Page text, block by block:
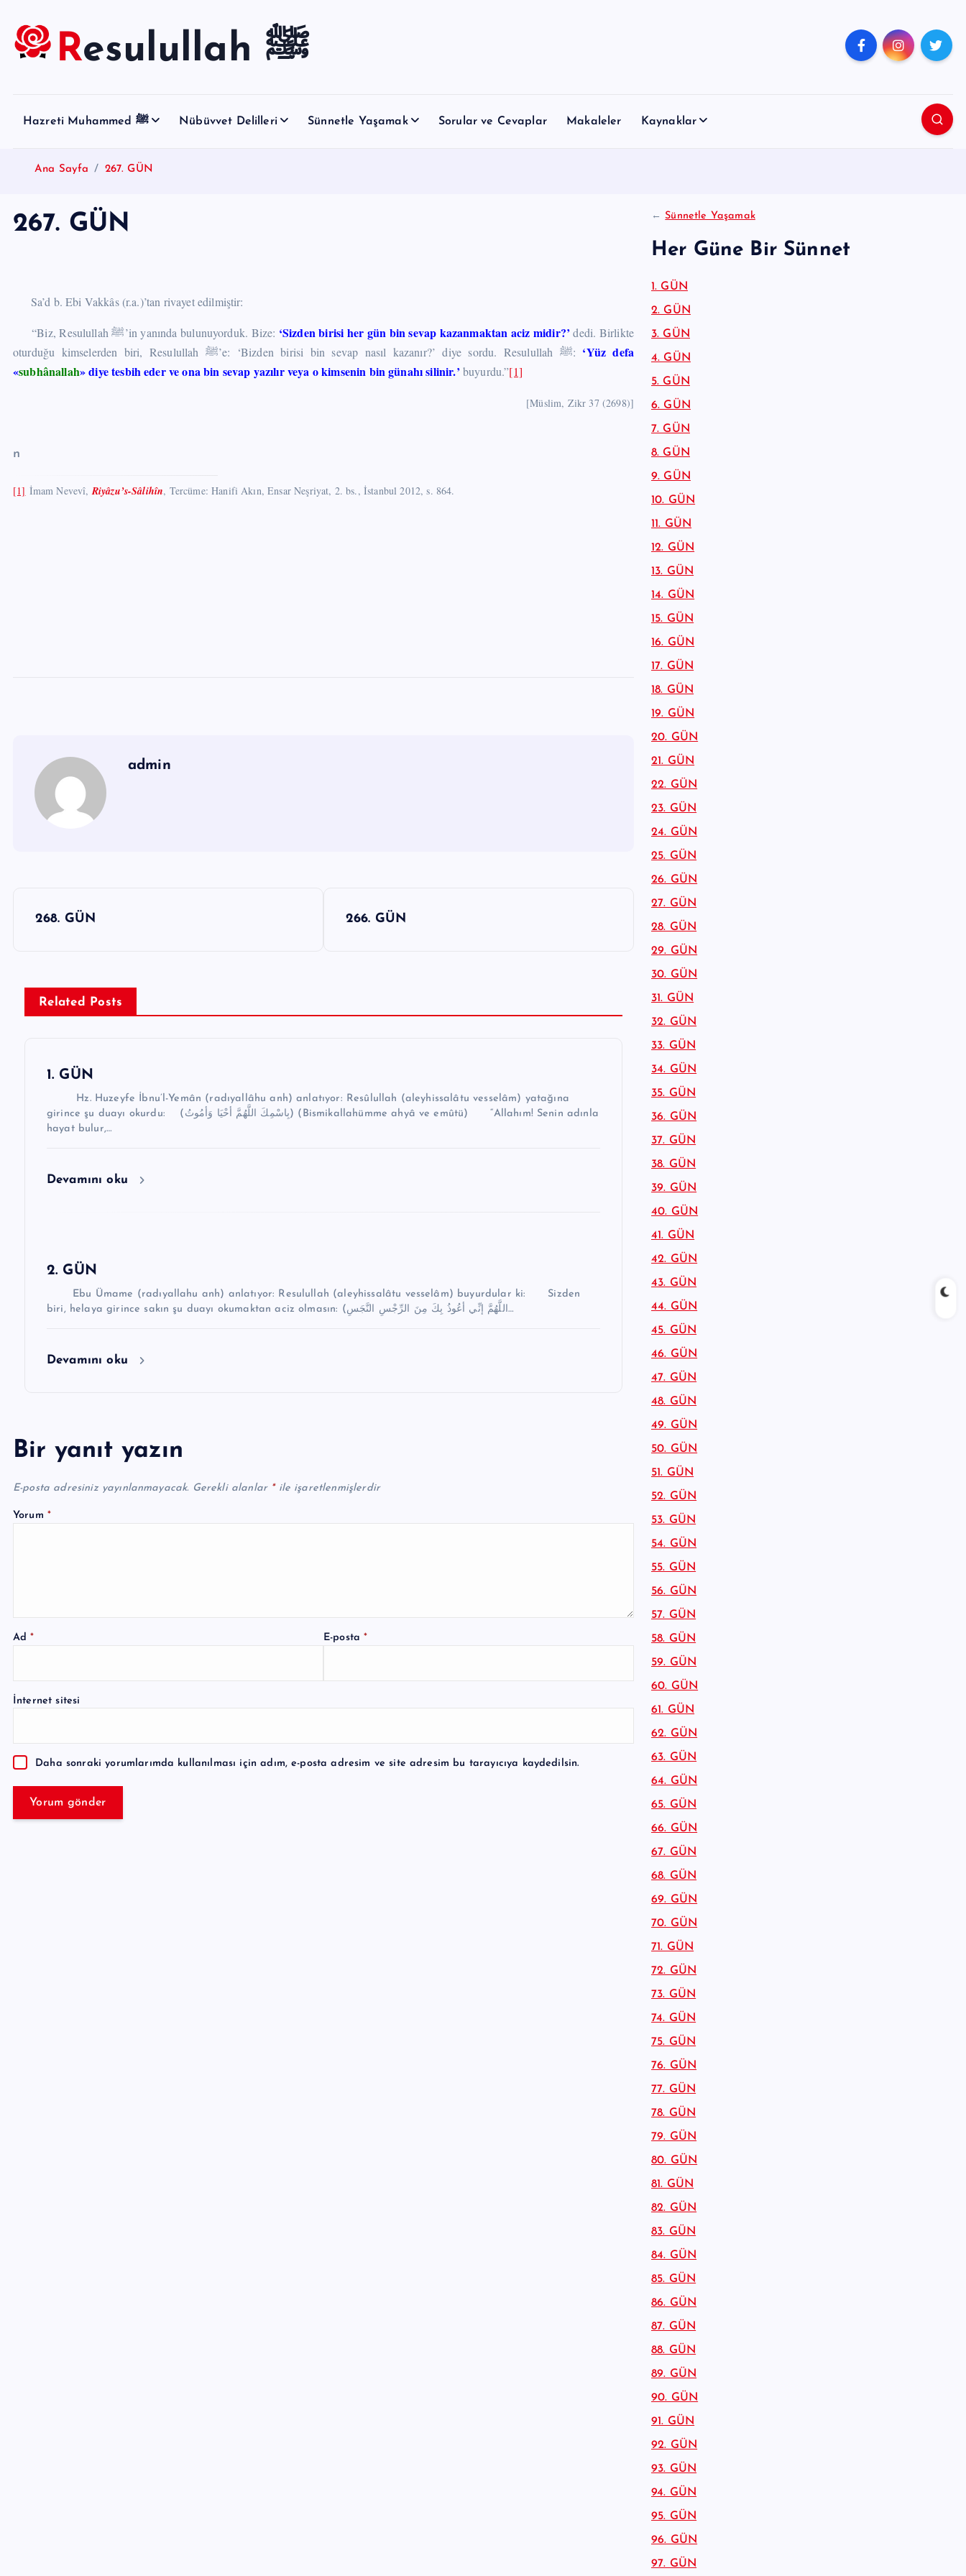
Resulullah ﷺ
Hazreti Muhammed ﷺ Nübüvvet Delilleri Sünnetle Yaşamak Sorular ve Cevaplar Makaleler Kaynaklar
Ana Sayfa 267. GÜN
267. GÜN
Sa’d b. Ebi Vakkâs (r.a.)’tan rivayet edilmiştir:
“Biz, Resulullah ﷺ’in yanında bulunuyorduk. Bize: ‘Sizden birisi her gün bin sevap kazanmaktan aciz midir?’ dedi. Birlikte
oturduğu kimselerden biri, Resulullah ﷺ’e: ‘Bizden birisi bin sevap nasıl kazanır?’ diye sordu. Resulullah ﷺ: ‘Yüz defa
«subhânallah» diye tesbih eder ve ona bin sevap yazılır veya o kimsenin bin günahı silinir.’ buyurdu.”[1]
[Müslim, Zikr 37 (2698)]
n
[1] İmam Nevevî,Riyâzu’s-Sâlihîn, Tercüme: Hanifi Akın, Ensar Neşriyat, 2. bs., İstanbul 2012, s. 864.
admin
268. GÜN 266. GÜN
Related Posts
1. GÜN
Hz. Huzeyfe İbnu’l-Yemân (radıyallâhu anh) anlatıyor: Resûlullah (aleyhissalâtu vesselâm) yatağına
girince şu duayı okurdu: (بِاسْمِكَ اللَّهُمَّ أحْيَا وَأمُوتُ) (Bismikallahümme ahyâ ve emûtü) “Allahım! Senin adınla
hayat bulur,…
Devamını oku
2. GÜN
Ebu Ümame (radıyallahu anh) anlatıyor: Resulullah (aleyhissalâtu vesselâm) buyurdular ki: Sizden
biri, helaya girince sakın şu duayı okumaktan aciz olmasın: (اللَّهُمَّ إنِّي أعُوذُ بِكَ مِنَ الرِّجْسِ النَّجَسِ…
Devamını oku
Bir yanıt yazın
E-posta adresiniz yayınlanmayacak. Gerekli alanlar *ile işaretlenmişlerdir
Yorum *
Ad* E-posta*
İnternet sitesi
Daha sonraki yorumlarımda kullanılması için adım, e-posta adresim ve site adresim bu tarayıcıya kaydedilsin.
t
n
a
←Sünnetle Yaşamak
Her Güne Bir Sünnet
1. GÜN
2. GÜN
3. GÜN
4. GÜN
5. GÜN
6. GÜN
7. GÜN
8. GÜN
9. GÜN
10. GÜN
11. GÜN
12. GÜN
13. GÜN
14. GÜN
15. GÜN
16. GÜN
17. GÜN
18. GÜN
19. GÜN
20. GÜN
21. GÜN
22. GÜN
23. GÜN
24. GÜN
25. GÜN
26. GÜN
27. GÜN
28. GÜN
29. GÜN
30. GÜN
31. GÜN
32. GÜN
33. GÜN
34. GÜN
35. GÜN
36. GÜN
37. GÜN
38. GÜN
39. GÜN
40. GÜN
41. GÜN
42. GÜN
43. GÜN
44. GÜN
45. GÜN
46. GÜN
47. GÜN
48. GÜN
49. GÜN
50. GÜN
51. GÜN
52. GÜN
53. GÜN
54. GÜN
55. GÜN
56. GÜN
57. GÜN
58. GÜN
59. GÜN
60. GÜN
61. GÜN
62. GÜN
63. GÜN
64. GÜN
65. GÜN
66. GÜN
67. GÜN
68. GÜN
69. GÜN
70. GÜN
71. GÜN
72. GÜN
73. GÜN
74. GÜN
75. GÜN
76. GÜN
77. GÜN
78. GÜN
79. GÜN
80. GÜN
81. GÜN
82. GÜN
83. GÜN
84. GÜN
85. GÜN
86. GÜN
87. GÜN
88. GÜN
89. GÜN
90. GÜN
91. GÜN
92. GÜN
93. GÜN
94. GÜN
95. GÜN
96. GÜN
97. GÜN